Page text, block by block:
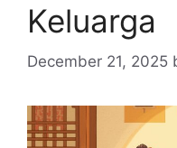
Keluarga
December 21, 2025